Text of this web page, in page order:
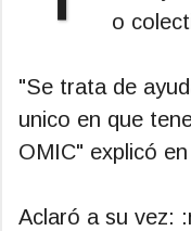
o
"Se trata de
unico en que
OMIC" explicó
Aclaró a su vez: